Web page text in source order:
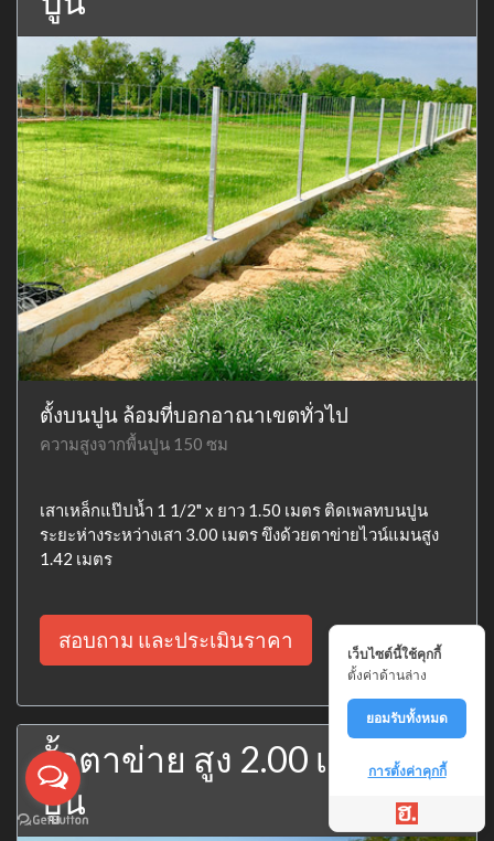
ตั้งบนปูน ล้อมที่บอกอาณาเขตทั่วไป
ความสูงจากพื้นปูน 150 ซม
เสาเหล็กแป๊ปน้ำ 1 1/2" x ยาว 1.50 เมตร ติดเพลทบนปูน
ระยะห่างระหว่างเสา 3.00 เมตร ขึงด้วยตาข่ายไวน์แมนสูง
1.42 เมตร
สอบถาม และประเมินราคา
รั้วตาข่าย สูง 2.00 เมตร บน
ปูน
เว็บไซต์นี้ใช้คุกกี้
ตั้งค่าด้านล่าง
ยอมรับทั้งหมด
การตั้งค่าคุกกี้